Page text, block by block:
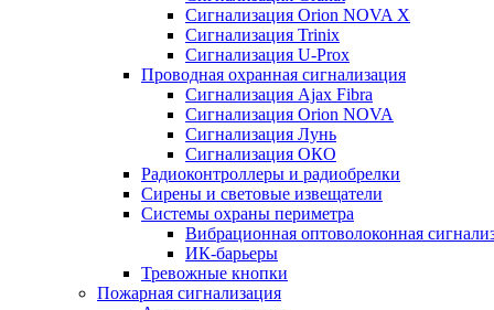
Сигнализация Orion NOVA X
Сигнализация Trinix
Сигнализация U-Prox
Проводная охранная сигнализация
Сигнализация Ajax Fibra
Сигнализация Orion NOVA
Сигнализация Лунь
Сигнализация ОКО
Радиоконтроллеры и радиобрелки
Сирены и световые извещатели
Системы охраны периметра
Вибрационная оптоволоконная
ИК-барьеры
Тревожные кнопки
Пожарная сигнализация